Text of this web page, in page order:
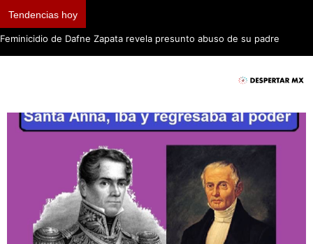
Tendencias hoy
Feminicidio de Dafne Zapata revela presunto abuso de su padre